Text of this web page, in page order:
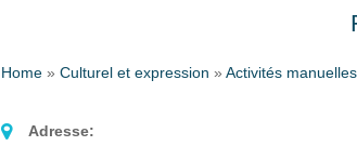
Home » Culturel et expression » Activités
Adresse: